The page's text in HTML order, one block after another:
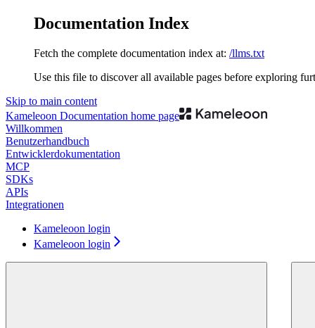
Documentation Index
Fetch the complete documentation index at: /llms.txt
Use this file to discover all available pages before exploring
Skip to main content
Kameleoon Documentation home page
Willkommen
Benutzerhandbuch
Entwicklerdokumentation
MCP
SDKs
APIs
Integrationen
Kameleoon login
Kameleoon login